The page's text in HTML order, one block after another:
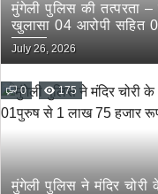
मुंगेली पुलिस की तत्परता
खुलासा 04 आरोपी सहित
किया गिरफ्तार
July 26, 2026
0 175
मुंगेली पुलिस ने मंदिर